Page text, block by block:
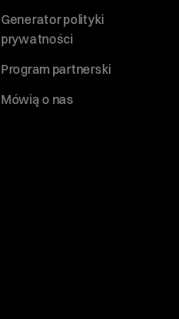
Generator polityki
prywatności
Program partnerski
Mówią o nas